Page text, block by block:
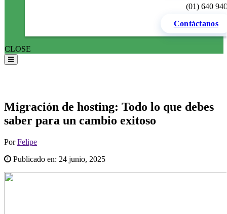
(01) 640
Contáctanos
CLOSE
Migración de hosting: Todo lo que debes
saber para un cambio exitoso
PorFelipe
Publicado en: 24 junio, 2025